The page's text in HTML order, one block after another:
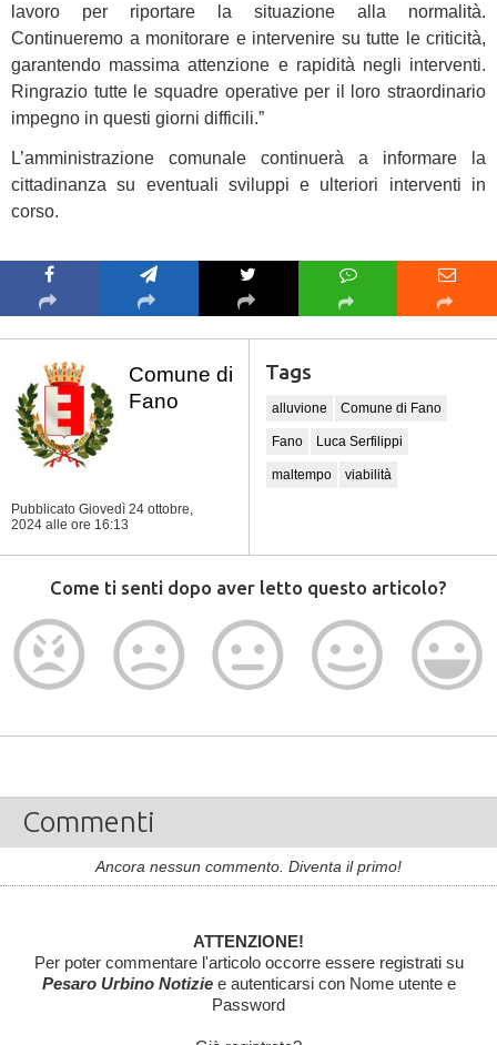
lavoro per riportare la situazione alla normalità.
Continueremo a monitorare e intervenire su tutte le criticità,
garantendo massima attenzione e rapidità negli interventi.
Ringrazio tutte le squadre operative per il loro straordinario
impegno in questi giorni difficili.”
L’amministrazione comunale continuerà a informare la
cittadinanza su eventuali sviluppi e ulteriori interventi in
corso.
Comune di
Fano
Pubblicato Giovedì 24 ottobre,
2024 alle ore 16:13
Tags
alluvione Comune di Fano
Fano Luca Serfilippi
maltempo viabilità
Come ti senti dopo aver letto questo articolo?
Commenti
Ancora nessun commento. Diventa il primo!
ATTENZIONE!
Per poter commentare l'articolo occorre essere registrati su
Pesaro Urbino Notiziee autenticarsi con Nome utente e
Password